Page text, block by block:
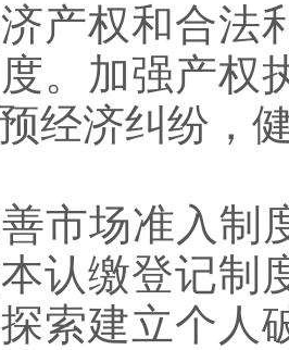
产权和合法
。加强产权
经济纠纷，
场准入制度
认缴登记制
索建立个人